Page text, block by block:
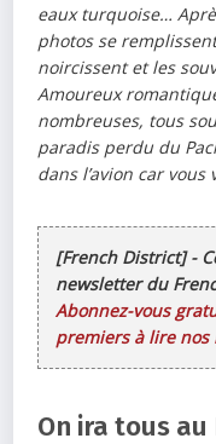
eaux turquoise…
photos se
noircissent et les
Amoureux
nombreuses, tous
paradis perdu du
dans l’avion car
[French District] -
newsletter du
Abonnez-vous
premiers à lire nos
On ira tous